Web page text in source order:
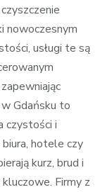
nowoczesnym
usługi te są
Gdańsku to
czystości i
hotele czy
kurz, brud i
Firmy z